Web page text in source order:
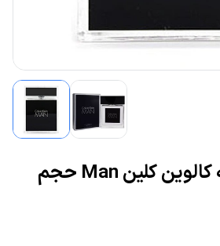
ادو تویلت مردانه کالوین کلین Man حجم